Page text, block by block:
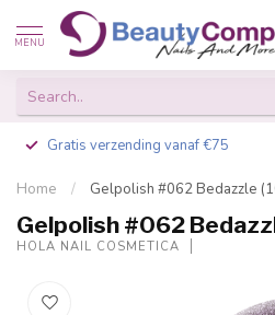
MENU
Gratis verzending vanaf €75
Home / Gelpolish #062 Bedazzle
Gelpolish #062
HOLA NAIL COSMETICA